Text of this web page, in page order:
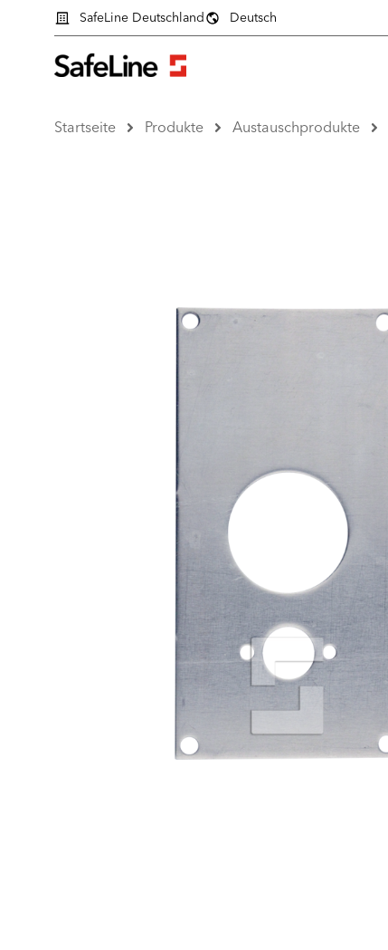
SafeLine Deutschland Deutsch
Startseite Produkte Austauschprodukte